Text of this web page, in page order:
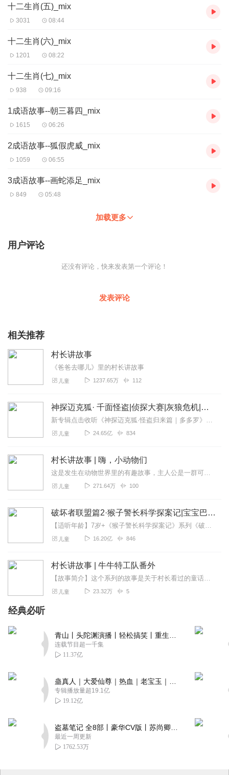
十二生肖(五)_mix
3031 08:44
十二生肖(六)_mix
1201 08:22
十二生肖(七)_mix
938 09:16
1成语故事--朝三暮四_mix
1615 06:26
2成语故事--狐假虎威_mix
1059 06:55
3成语故事--画蛇添足_mix
849 05:48
加载更多
用户评论
还没有评论，快来发表第一个评论！
发表评论
相关推荐
村长讲故事
《爸爸去哪儿》里的村长讲故事
儿童 1237.65万 112
神探迈克狐· 千面怪盗|侦探大赛|灰狼危机|多多罗
新专辑点击收听《神探迈克狐·怪盗归来篇｜多多罗》！！！>>>点击进入主播橱窗购买《神探迈克狐》系列图书吧!<<<多多罗故事【点击前往】收听多多罗其他好玩有趣的故...
儿童 24.65亿 834
村长讲故事 | 嗨，小动物们
这是发生在动物世界里的有趣故事，主人公是一群可爱又调皮的动物小宝贝们，有毛茸茸的小松鼠、机智的小乌鸦、勇猛的小狮子、可爱的小兔子......每一个动物小宝贝也都...
儿童 271.64万 100
破坏者联盟篇2·猴子警长科学探案记|宝宝巴士故事
【适听年龄】7岁+《猴子警长科学探案记》系列《破坏者联盟篇1·猴子警长科学探案记》>>>《破坏者联盟篇2·猴子警长科学探案记》>>>《破坏者联盟篇3·猴子警长科...
儿童 16.20亿 846
村长讲故事 | 牛牛特工队番外
【故事简介】这个系列的故事是关于村长看过的童话剧——《牛牛特工队》。故事发生在美丽的海普诺凯牧场，小公主“海普诺凯”和牛家族的小伙伴们过着幸福快乐的生活。邪恶的...
儿童 23.32万 5
经典必听
连载节目超一千集
11.37亿
专辑播放量超19.1亿
19.12亿
最近一周更新
1762.53万